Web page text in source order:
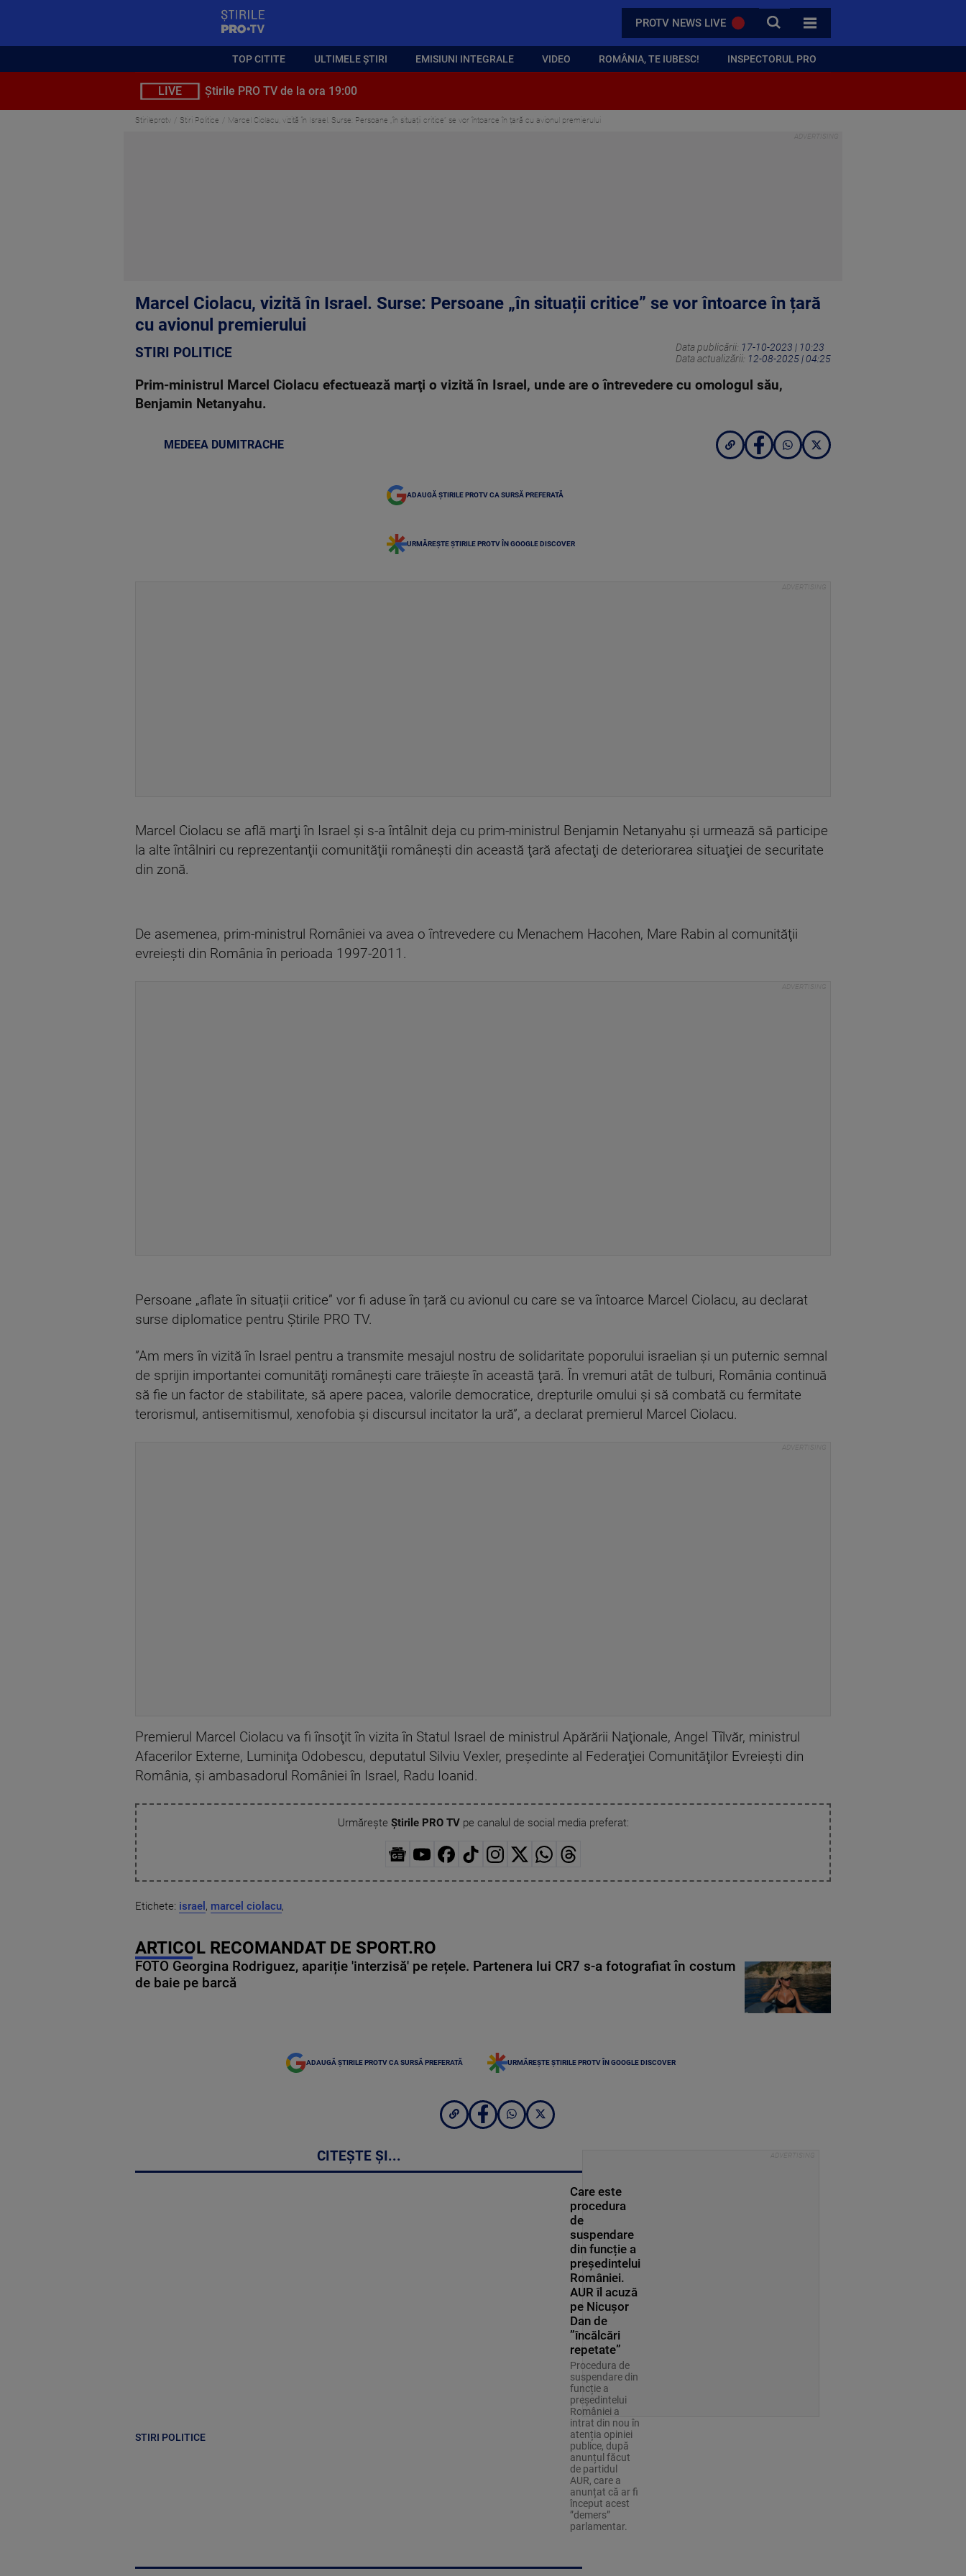
PROTV NEWS LIVE CAUTA
TOATE CATEGORIILE
TOP CITITE ULTIMELE ȘTIRI EMISIUNI INTEGRALE VIDEO ROMÂNIA, TE IUBESC! INSPECTORUL PRO
LIVE Știrile PRO TV de la ora 19:00
Stirileprotv Stiri Politice Marcel Ciolacu, vizită în Israel. Surse: Persoane „în situații critice” se vor întoarce în țară cu avionul premierului
Marcel Ciolacu, vizită în Israel. Surse: Persoane „în situații critice” se vor întoarce în țară
cu avionul premierului
STIRI POLITICE Data publicării: 17-10-2023 | 10:23
Data actualizării: 12-08-2025 | 04:25
Prim-ministrul Marcel Ciolacu efectuează marţi o vizită în Israel, unde are o întrevedere cu omologul său,
Benjamin Netanyahu.
MEDEEA DUMITRACHE
ADAUGĂ ȘTIRILE PROTV CA SURSĂ PREFERATĂ
URMĂREȘTE ȘTIRILE PROTV ÎN GOOGLE DISCOVER
Marcel Ciolacu se află marţi în Israel și s-a întâlnit deja cu prim-ministrul Benjamin Netanyahu şi urmează să participe
la alte întâlniri cu reprezentanţii comunităţii româneşti din această ţară afectaţi de deteriorarea situaţiei de securitate
din zonă.
De asemenea, prim-ministrul României va avea o întrevedere cu Menachem Hacohen, Mare Rabin al comunităţii
evreieşti din România în perioada 1997-2011.
Persoane „aflate în situații critice” vor fi aduse în țară cu avionul cu care se va întoarce Marcel Ciolacu, au declarat
surse diplomatice pentru Știrile PRO TV.
”Am mers în vizită în Israel pentru a transmite mesajul nostru de solidaritate poporului israelian şi un puternic semnal
de sprijin importantei comunităţi româneşti care trăieşte în această ţară. În vremuri atât de tulburi, România continuă
să fie un factor de stabilitate, să apere pacea, valorile democratice, drepturile omului şi să combată cu fermitate
terorismul, antisemitismul, xenofobia şi discursul incitator la ură”, a declarat premierul Marcel Ciolacu.
Premierul Marcel Ciolacu va fi însoţit în vizita în Statul Israel de ministrul Apărării Naţionale, Angel Tîlvăr, ministrul
Afacerilor Externe, Luminiţa Odobescu, deputatul Silviu Vexler, preşedinte al Federaţiei Comunităţilor Evreieşti din
România, şi ambasadorul României în Israel, Radu Ioanid.
Urmărește Știrile PRO TVpe canalul de social media preferat:
Etichete: israel , marcel ciolacu,
ARTICOL RECOMANDAT DE SPORT.RO
FOTO Georgina Rodriguez, apariție 'interzisă' pe rețele. Partenera lui CR7 s-a fotografiat în costum
de baie pe barcă
ADAUGĂ ȘTIRILE PROTV CA SURSĂ PREFERATĂ URMĂREȘTE ȘTIRILE PROTV ÎN GOOGLE DISCOVER
CITEȘTE ȘI...
STIRI POLITICE
Care este
procedura
de
suspendare
din funcție a
președintelui
României.
AUR îl acuză
pe Nicușor
Dan de
”încălcări
repetate”
Procedura de
suspendare din
funcție a
președintelui
României a
intrat din nou în
atenția opiniei
publice, după
anunțul făcut
de partidul
AUR, care a
anunțat că ar fi
început acest
”demers”
parlamentar.